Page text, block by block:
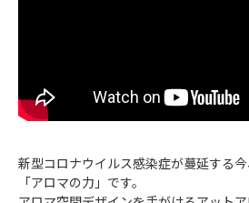
新型コロナウイルス感染症が蔓延する
「アロマの力」です。